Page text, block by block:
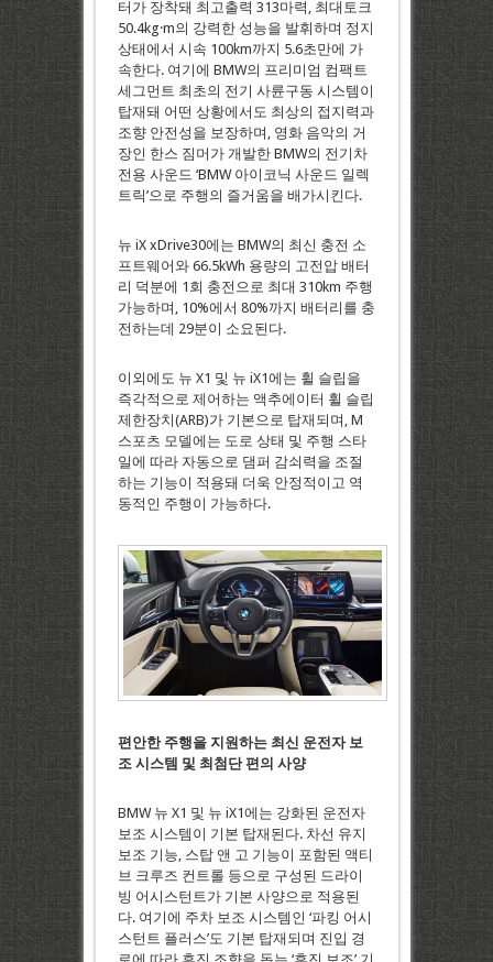
터가 장착돼 최고출력 313마력, 최대토크
50.4kg·m의 강력한 성능을 발휘하며 정지
상태에서 시속 100km까지 5.6초만에 가
속한다. 여기에 BMW의 프리미엄 컴팩트
세그먼트 최초의 전기 사륜구동 시스템이
탑재돼 어떤 상황에서도 최상의 접지력과
조향 안전성을 보장하며, 영화 음악의 거
장인 한스 짐머가 개발한 BMW의 전기차
전용 사운드 ‘BMW 아이코닉 사운드 일렉
트릭’으로 주행의 즐거움을 배가시킨다.
뉴 iX xDrive30에는 BMW의 최신 충전 소
프트웨어와 66.5kWh 용량의 고전압 배터
리 덕분에 1회 충전으로 최대 310km 주행
가능하며, 10%에서 80%까지 배터리를 충
전하는데 29분이 소요된다.
이외에도 뉴 X1 및 뉴 iX1에는 휠 슬립을
즉각적으로 제어하는 액추에이터 휠 슬립
제한장치(ARB)가 기본으로 탑재되며, M
스포츠 모델에는 도로 상태 및 주행 스타
일에 따라 자동으로 댐퍼 감쇠력을 조절
하는 기능이 적용돼 더욱 안정적이고 역
동적인 주행이 가능하다.
편안한 주행을 지원하는 최신 운전자 보
조 시스템 및 최첨단 편의 사양
BMW 뉴 X1 및 뉴 iX1에는 강화된 운전자
보조 시스템이 기본 탑재된다. 차선 유지
보조 기능, 스탑 앤 고 기능이 포함된 액티
브 크루즈 컨트롤 등으로 구성된 드라이
빙 어시스턴트가 기본 사양으로 적용된
다. 여기에 주차 보조 시스템인 ‘파킹 어시
스턴트 플러스’도 기본 탑재되며 진입 경